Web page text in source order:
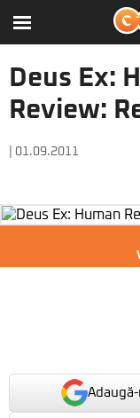
Deus Ex:
Review:
| 01.09.2011